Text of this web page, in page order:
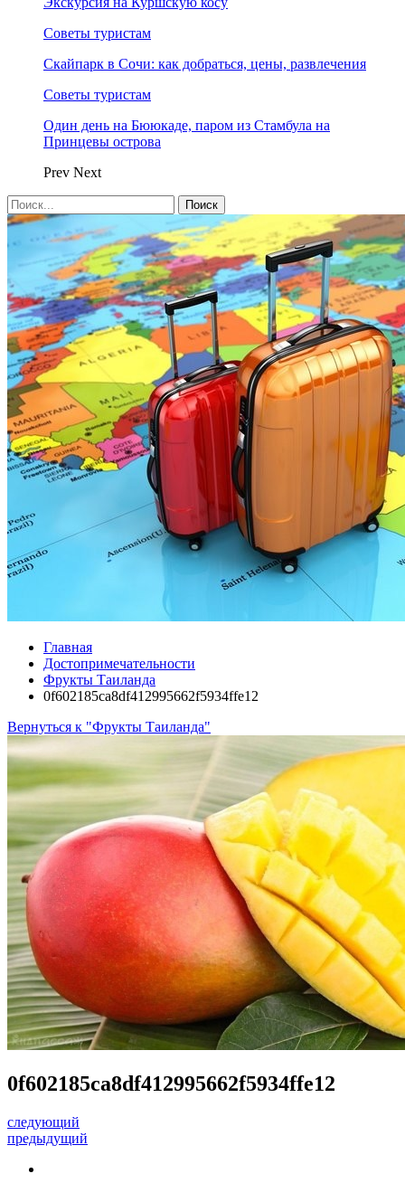
Советы туристам
Скайпарк в Сочи: как добраться, цены, развлечения
Советы туристам
Один день на Бююкаде, паром из Стамбула на
Принцевы острова
Prev Next
Главная
Достопримечательности
Фрукты Таиланда
0f602185ca8df412995662f5934ffe12
Вернуться к "Фрукты Таиланда"
0f602185ca8df412995662f5934ffe12
следующий
предыдущий